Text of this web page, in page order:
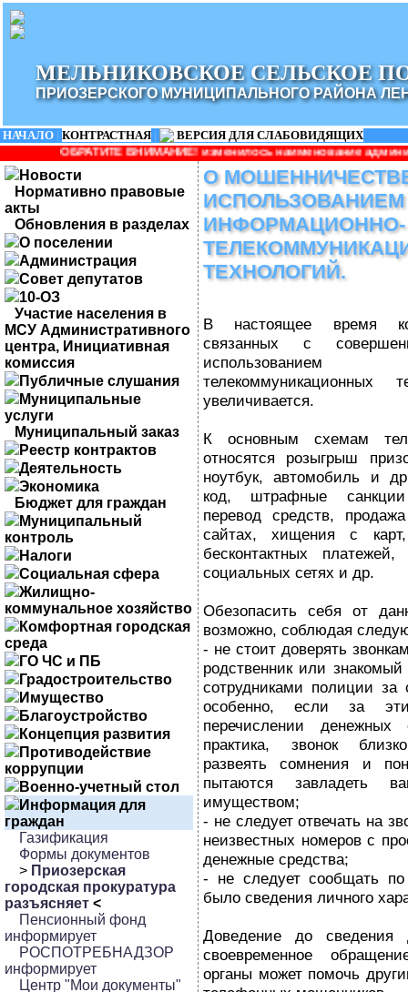
МЕЛЬНИКОВСКОЕ СЕЛЬСКОЕ
ПРИОЗЕРСКОГО МУНИЦИПАЛЬНОГО РАЙОНА
НАЧАЛО | КОНТРАСТНАЯ |
ВЕРСИЯ ДЛЯ СЛАБОВИДЯЩИХ
ВНИМАНИЕ! изменилось наименование администрации:
Новости
Нормативно правовые
акты
Обновления в разделах
О поселении
Администрация
Совет депутатов
10-ОЗ
Участие населения в
МСУ Административного
центра, Инициативная
комиссия
Публичные слушания
Муниципальные
услуги
Муниципальный заказ
Реестр контрактов
Деятельность
Экономика
Бюджет для граждан
Муниципальный
контроль
Налоги
Социальная сфера
Жилищно-
коммунальное хозяйство
Комфортная городская
среда
ГО ЧС и ПБ
Градостроительство
Имущество
Благоустройство
Концепция развития
Противодействие
коррупции
Военно-учетный стол
Информация для
граждан
Газификация
Формы документов
> Приозерская
городская прокуратура
разъясняет <
Пенсионный фонд
информирует
РОСПОТРЕБНАДЗОР
информирует
Центр "Мои документы"
О
ИСПОЛЬЗОВАНИЕМ
ИНФОРМАЦИОННО-
ТЕХНОЛОГИЙ.
В настоящее время
связанных с
телекоммуникационных
увеличивается.
К основным схемам
относятся розыгрыш
ноутбук, автомобиль и
код, штрафные
перевод средств,
сайтах, хищения с
бесконтактных
социальных сетях и др.
Обезопасить себя от
возможно, соблюдая
- не стоит доверять
родственник или
сотрудниками полиции за
особенно, если за
перечислении денежных
практика, звонок
развеять сомнения и
пытаются завладеть
имуществом;
- не следует отвечать на
неизвестных номеров с
денежные средства;
- не следует сообщать
было сведения личного
Доведение до
своевременное
органы может помочь